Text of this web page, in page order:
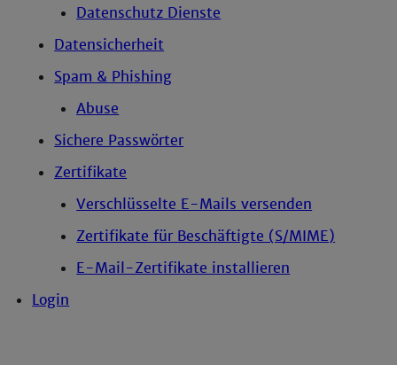
Datenschutz Dienste
Datensicherheit
Spam & Phishing
Abuse
Sichere Passwörter
Zertifikate
Verschlüsselte E-Mails versenden
Zertifikate für Beschäftigte (S/MIME)
E-Mail-Zertifikate installieren
Login